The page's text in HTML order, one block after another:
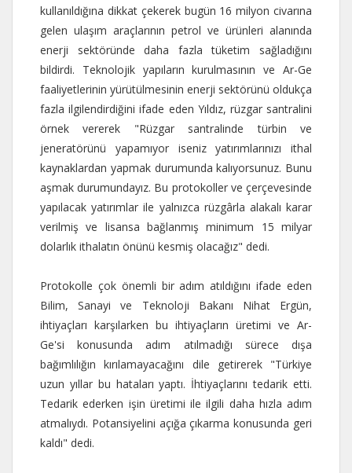
kullanıldığına dikkat çekerek bugün 16 milyon civarına
gelen ulaşım araçlarının petrol ve ürünleri alanında
enerji sektöründe daha fazla tüketim sağladığını
bildirdi. Teknolojik yapıların kurulmasının ve Ar-Ge
faaliyetlerinin yürütülmesinin enerji sektörünü oldukça
fazla ilgilendirdiğini ifade eden Yıldız, rüzgar santralini
örnek vererek "Rüzgar santralinde türbin ve
jeneratörünü yapamıyor iseniz yatırımlarınızı ithal
kaynaklardan yapmak durumunda kalıyorsunuz. Bunu
aşmak durumundayız. Bu protokoller ve çerçevesinde
yapılacak yatırımlar ile yalnızca rüzgârla alakalı karar
verilmiş ve lisansa bağlanmış minimum 15 milyar
dolarlık ithalatın önünü kesmiş olacağız" dedi.
Protokolle çok önemli bir adım atıldığını ifade eden
Bilim, Sanayi ve Teknoloji Bakanı Nihat Ergün,
ihtiyaçları karşılarken bu ihtiyaçların üretimi ve Ar-
Ge'si konusunda adım atılmadığı sürece dışa
bağımlılığın kırılamayacağını dile getirerek "Türkiye
uzun yıllar bu hataları yaptı. İhtiyaçlarını tedarik etti.
Tedarik ederken işin üretimi ile ilgili daha hızla adım
atmalıydı. Potansiyelini açığa çıkarma konusunda geri
kaldı" dedi.